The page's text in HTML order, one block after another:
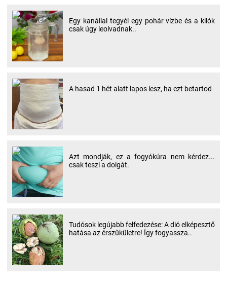
Egy kanállal tegyél egy pohár vízbe és a kilók
csak úgy leolvadnak..
A hasad 1 hét alatt lapos lesz, ha ezt betartod
Azt mondják, ez a fogyókúra nem kérdez...
csak teszi a dolgát.
Tudósok legújabb felfedezése: A dió elképesztő
hatása az érszűkületre! Így fogyassza..